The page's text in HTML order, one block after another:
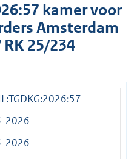
kamer voor
Amsterdam
25/234
2026
2026